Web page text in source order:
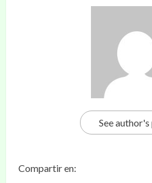
See
Compartir en: